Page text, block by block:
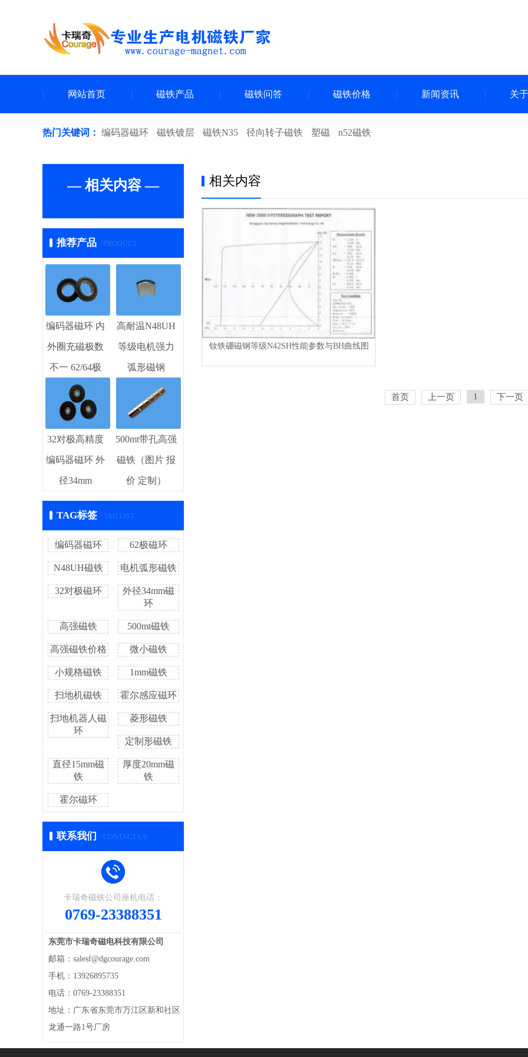
网站首页 磁铁产品 磁铁问答 磁铁价格 新闻资讯 关
热门关键词： 编码器磁环 磁铁镀层 磁铁N35 径向转子磁铁 塑磁 n52磁铁
— 相关内容 —
推荐产品 / PRODUCT
编码器磁环 内
外圈充磁极数
不一 62/64极
高耐温N48UH
等级电机强力
弧形磁钢
32对极高精度
编码器磁环 外
径34mm
500mt带孔高强
磁铁（图片 报
价 定制）
TAG标签 / TAG LIST
编码器磁环 62极磁环
N48UH磁铁 电机弧形磁铁
32对极磁环
外径34mm磁
环
高强磁铁 500mt磁铁
高强磁铁价格 微小磁铁
小规格磁铁 1mm磁铁
扫地机磁铁 霍尔感应磁环
扫地机器人磁
环
菱形磁铁
定制形磁铁
直径15mm磁
铁
厚度20mm磁
铁
霍尔磁环
联系我们 / CONTACT US
卡瑞奇磁铁公司座机电话：
0769-23388351
东莞市卡瑞奇磁电科技有限公司
邮箱：salesf@dgcourage.com
手机：13926895735
电话：0769-23388351
地址：广东省东莞市万江区新和社区
龙通一路1号厂房
相关内容
钕铁硼磁钢等级N42SH性能参数与BH曲线图
首页 上一页 1 下一页